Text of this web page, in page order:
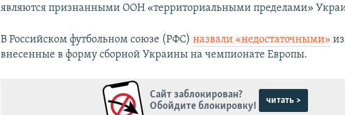
являются признанными ООН «территориальными пределами»
В Российском футбольном союзе (РФС)назвали «недостаточными»
внесенные в форму сборной Украины на чемпионате Европы.
Сайт заблокирован?
Обойдите блокировку!
читать >